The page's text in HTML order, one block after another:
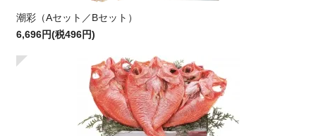
潮彩（Aセット／Bセット）
6,696円(税496円)